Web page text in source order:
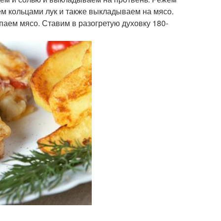
кольцами лук и также выкладываем на мясо.
мясо. Ставим в разогретую духовку 180-